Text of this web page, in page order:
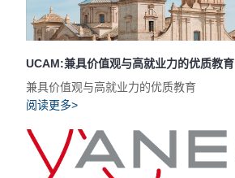
UCAM:兼具价值观与高就业力的优质教育
兼具价值观与高就业力的优质教育
阅读更多>